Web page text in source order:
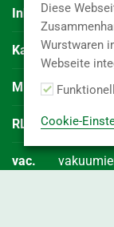
Inhalt Kaliber
Kal. Menge je
MHD
RLZ
vac.
Diese
Wurstwaren
Webseite
Funktionell
Cookie-